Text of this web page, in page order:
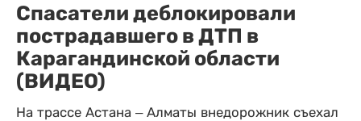
Спасатели деблокировали
пострадавшего в ДТП в
Карагандинской области
(ВИДЕО)
На трассе Астана – Алматы внедорожник съехал